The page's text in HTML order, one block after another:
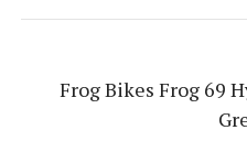
Frog Bikes Frog 69